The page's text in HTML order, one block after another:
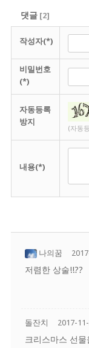
댓글[2]
작성자(*)
비밀번호
(*)
자동등록
방지
(자동
내용(*)
나의꿈
저렴한 상술!!??
돌잔치 2017-
크리스마스 선